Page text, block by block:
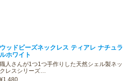
ウッドビーズネックレス ティアレ ナチュラ
ルホワイト
職人さんが1つ1つ手作りした天然シェル製ネッ
クレスシリーズ…
¥1,480